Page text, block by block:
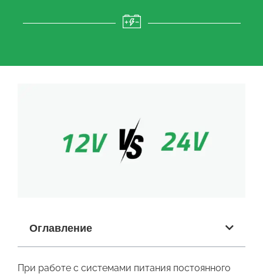
Оглавление
При работе с системами питания постоянного